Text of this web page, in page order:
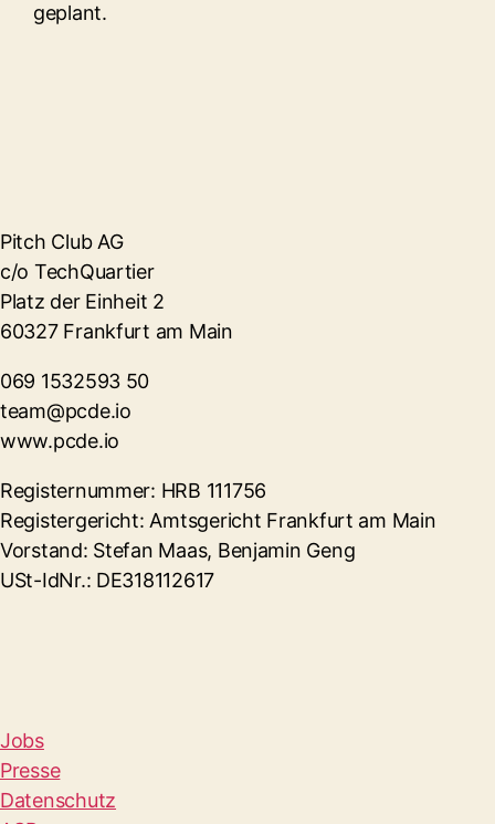
geplant.
Pitch Club AG
c/o TechQuartier
Platz der Einheit 2
60327 Frankfurt am Main
069 1532593 50
team@pcde.io
www.pcde.io
Registernummer: HRB 111756
Registergericht: Amtsgericht Frankfurt am Main
Vorstand: Stefan Maas, Benjamin Geng
USt-IdNr.: DE318112617
Jobs
Presse
Datenschutz